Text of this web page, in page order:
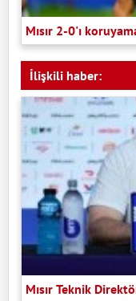
Mısır 2-0'ı
İlişkili haber:
Mısır Teknik